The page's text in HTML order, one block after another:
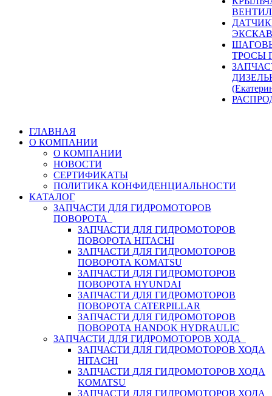
ТРОСЫ
ГЛАВНАЯ
О КОМПАНИИ
О КОМПАНИИ
НОВОСТИ
СЕРТИФИКАТЫ
ПОЛИТИКА КОНФИДЕНЦИАЛЬНОСТИ
КАТАЛОГ
ЗАПЧАСТИ ДЛЯ ГИДРОМОТОРОВ
ПОВОРОТА
ЗАПЧАСТИ ДЛЯ ГИДРОМОТОРОВ
ПОВОРОТА HITACHI
ЗАПЧАСТИ ДЛЯ ГИДРОМОТОРОВ
ПОВОРОТА KOMATSU
ЗАПЧАСТИ ДЛЯ ГИДРОМОТОРОВ
ПОВОРОТА HYUNDAI
ЗАПЧАСТИ ДЛЯ ГИДРОМОТОРОВ
ПОВОРОТА CATERPILLAR
ЗАПЧАСТИ ДЛЯ ГИДРОМОТОРОВ
ПОВОРОТА HANDOK HYDRAULIC
ЗАПЧАСТИ ДЛЯ ГИДРОМОТОРОВ ХОДА
ЗАПЧАСТИ ДЛЯ ГИДРОМОТОРОВ ХОДА
HITACHI
ЗАПЧАСТИ ДЛЯ ГИДРОМОТОРОВ ХОДА
KOMATSU
ЗАПЧАСТИ ДЛЯ ГИДРОМОТОРОВ ХОДА